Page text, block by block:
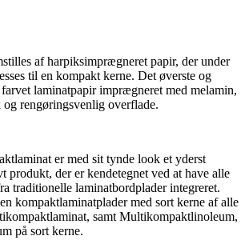
af harpiksimprægneret papir, der under
til en kompakt kerne. Det øverste og
farvet laminatpapir imprægneret med melamin,
rengøringsvenlig overflade.
er med sit tynde look et yderst
produkt, der er kendetegnet ved at have alle
traditionelle laminatbordplader integreret.
kompaktlaminatplader med sort kerne af alle
samt Multikompaktlinoleum,
på sort kerne.